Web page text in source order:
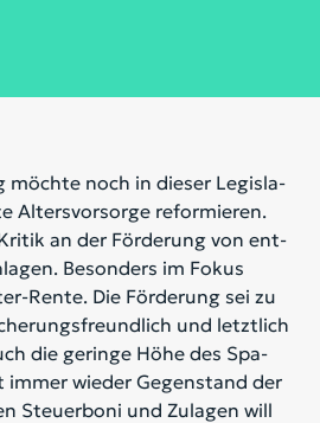
möch­te noch in die­ser Le­gis­la­
Al­ters­vor­sor­ge re­for­mie­ren.
an der För­de­rung von ent­
Be­son­ders im Fo­kus
Ren­te. Die För­de­rung sei zu
und letzt­lich
die ge­rin­ge Höhe des Spa­
im­mer wie­der Ge­gen­stand der
Steu­er­bo­ni und Zu­la­gen will